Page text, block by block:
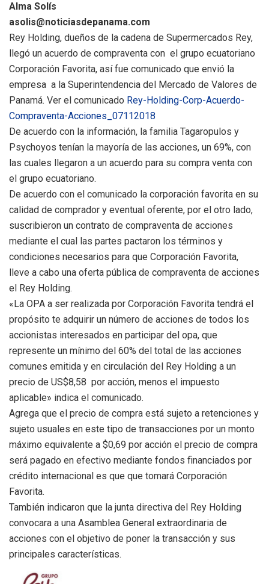
Alma Solís
asolis@noticiasdepanama.com
Rey Holding, dueños de la cadena de Supermercados Rey,
llegó un acuerdo de compraventa con el grupo ecuatoriano
Corporación Favorita, así fue comunicado que envió la
empresa a la Superintendencia del Mercado de Valores de
Panamá. Ver el comunicado Rey-Holding-Corp-Acuerdo-
Compraventa-Acciones_07112018
De acuerdo con la información, la familia Tagaropulos y
Psychoyos tenían la mayoría de las acciones, un 69%, con
las cuales llegaron a un acuerdo para su compra venta con
el grupo ecuatoriano.
De acuerdo con el comunicado la corporación favorita en su
calidad de comprador y eventual oferente, por el otro lado,
suscribieron un contrato de compraventa de acciones
mediante el cual las partes pactaron los términos y
condiciones necesarios para que Corporación Favorita,
lleve a cabo una oferta pública de compraventa de acciones
el Rey Holding.
«La OPA a ser realizada por Corporación Favorita tendrá el
propósito te adquirir un número de acciones de todos los
accionistas interesados en participar del opa, que
represente un mínimo del 60% del total de las acciones
comunes emitida y en circulación del Rey Holding a un
precio de US$8,58 por acción, menos el impuesto
aplicable» indica el comunicado.
Agrega que el precio de compra está sujeto a retenciones y
sujeto usuales en este tipo de transacciones por un monto
máximo equivalente a $0,69 por acción el precio de compra
será pagado en efectivo mediante fondos financiados por
crédito internacional es que que tomará Corporación
Favorita.
También indicaron que la junta directiva del Rey Holding
convocara a una Asamblea General extraordinaria de
acciones con el objetivo de poner la transacción y sus
principales características.